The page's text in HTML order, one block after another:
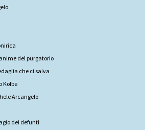
del purgatorio
che ci salva
Kolbe
Arcangelo
dei defunti